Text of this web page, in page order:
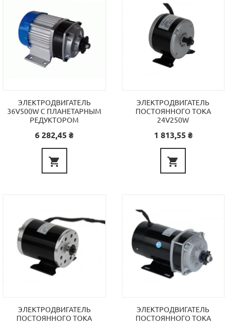
ЭЛЕКТРОДВИГАТЕЛЬ
36V500W С ПЛАНЕТАРНЫМ
РЕДУКТОРОМ
Цена
6 282,45 ₴

ЭЛЕКТРОДВИГАТЕЛЬ
ПОСТОЯННОГО ТОКА
24V250W
Цена
1 813,55 ₴

ЭЛЕКТРОДВИГАТЕЛЬ
ПОСТОЯННОГО ТОКА
ЭЛЕКТРОДВИГАТЕЛЬ
ПОСТОЯННОГО ТОКА